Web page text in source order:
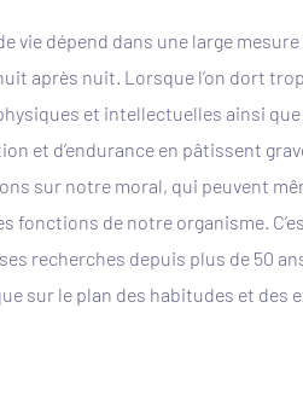
vie dépend dans une large
après nuit. Lorsque l’on dort
et intellectuelles ainsi
et d’endurance en pâtissent
sur notre moral, qui peuvent
fonctions de notre organisme.
recherches depuis plus de 50
sur le plan des habitudes et des